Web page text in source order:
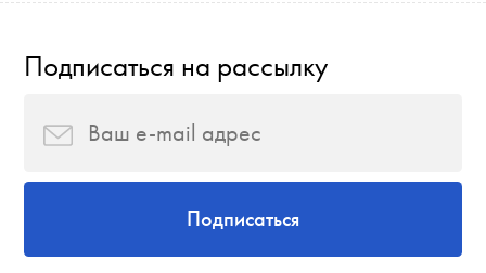
Подписаться на рассылку
Подписаться